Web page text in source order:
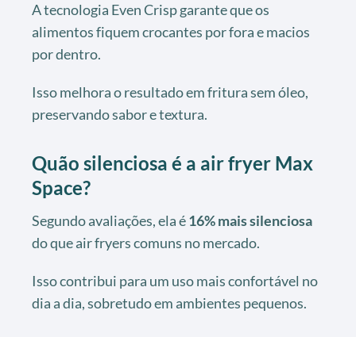
A tecnologia Even Crisp garante que os
alimentos fiquem crocantes por fora e macios
por dentro.
Isso melhora o resultado em fritura sem óleo,
preservando sabor e textura.
Quão silenciosa é a air fryer Max
Space?
Segundo avaliações, ela é16% mais silenciosa
do que air fryers comuns no mercado.
Isso contribui para um uso mais confortável no
dia a dia, sobretudo em ambientes pequenos.